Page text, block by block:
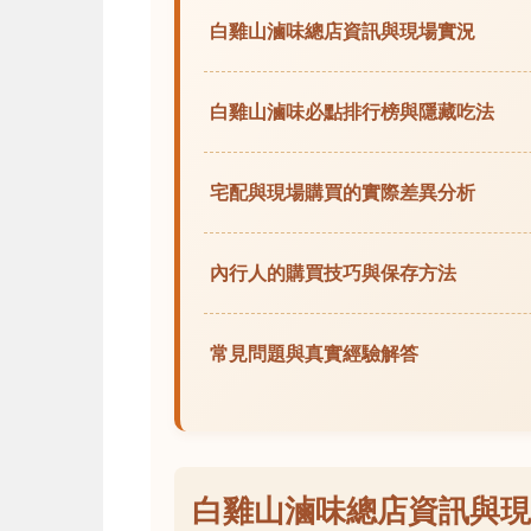
白雞山滷味總店資訊與現場實況
白雞山滷味必點排行榜與隱藏吃法
宅配與現場購買的實際差異分析
內行人的購買技巧與保存方法
常見問題與真實經驗解答
白雞山滷味總店資訊與